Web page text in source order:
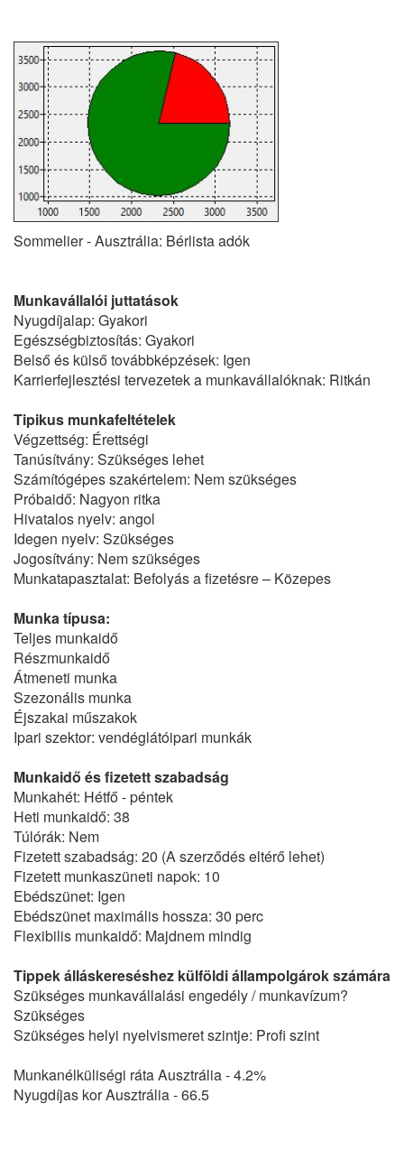
Sommelier - Ausztrália: Bérlista adók
Munkavállalói juttatások
Nyugdíjalap: Gyakori
Egészségbiztosítás: Gyakori
Belső és külső továbbképzések: Igen
Karrierfejlesztési tervezetek a munkavállalóknak: Ritkán
Tipikus munkafeltételek
Végzettség: Érettségi
Tanúsítvány: Szükséges lehet
Számítógépes szakértelem: Nem szükséges
Próbaidő: Nagyon ritka
Hivatalos nyelv: angol
Idegen nyelv: Szükséges
Jogosítvány: Nem szükséges
Munkatapasztalat: Befolyás a fizetésre – Közepes
Munka típusa:
Teljes munkaidő
Részmunkaidő
Átmeneti munka
Szezonális munka
Éjszakai műszakok
Ipari szektor: vendéglátóipari munkák
Munkaidő és fizetett szabadság
Munkahét: Hétfő - péntek
Heti munkaidő: 38
Túlórák: Nem
Fizetett szabadság: 20 (A szerződés eltérő lehet)
Fizetett munkaszüneti napok: 10
Ebédszünet: Igen
Ebédszünet maximális hossza: 30 perc
Flexibilis munkaidő: Majdnem mindig
Tippek álláskereséshez külföldi állampolgárok számára
Szükséges munkavállalási engedély / munkavízum?
Szükséges
Szükséges helyi nyelvismeret szintje: Profi szint
Munkanélküliségi ráta Ausztrália - 4.2%
Nyugdíjas kor Ausztrália - 66.5